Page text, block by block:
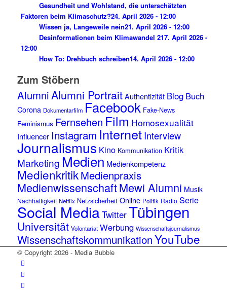
Gesundheit und Wohlstand, die unterschätzten
Faktoren beim Klimaschutz?24. April 2026 - 12:00
Wissen ja, Langeweile nein21. April 2026 - 12:00
Desinformationen beim Klimawandel 217. April 2026 -
12:00
How To: Drehbuch schreiben14. April 2026 - 12:00
Zum Stöbern
AlumniAlumni Portrait Authentizität Blog Buch
Corona Dokumentarfilm Facebook Fake-News
Feminismus Fernsehen Film Homosexualität
Influencer Instagram Internet Interview
Journalismus Kino Kommunikation Kritik
Marketing Medien Medienkompetenz
MedienkritikMedienpraxis
MedienwissenschaftMewi Alumni Musik
Nachhaltigkeit Netflix Netzsicherheit Online Politik Radio Serie
Social MediaTwitterTübingen
Universität Volontariat Werbung Wissenschaftsjournalismus
WissenschaftskommunikationYouTube
© Copyright 2026 - Media Bubble